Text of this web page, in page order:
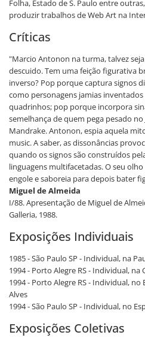
Folha, Estado de S. Paulo entre
produzir trabalhos de Web Art na
Críticas
"Marcio Antonon na turma, talvez
descuido. Tem uma feição figurativa
inverso? Pop porque captura signos
como personagens jamias
quadrinhos; pop porque incorpora
semelhança de quem pega pesado no
Mandrake. Antonon, espia aquela
music. A saber, as dissonâncias
quando os signos são construídos
linguagens multifacetadas. O seu
engole e saboreia para depois bater
Miguel de Almeida
I/88. Apresentação de Miguel de
Galleria, 1988.
Exposições Individuais
1985 - São Paulo SP - Individual, na
1994 - Porto Alegre RS - Individual, na
1994 - Porto Alegre RS - Individual,
Alves
1994 - São Paulo SP - Individual, no
Exposições Coletivas